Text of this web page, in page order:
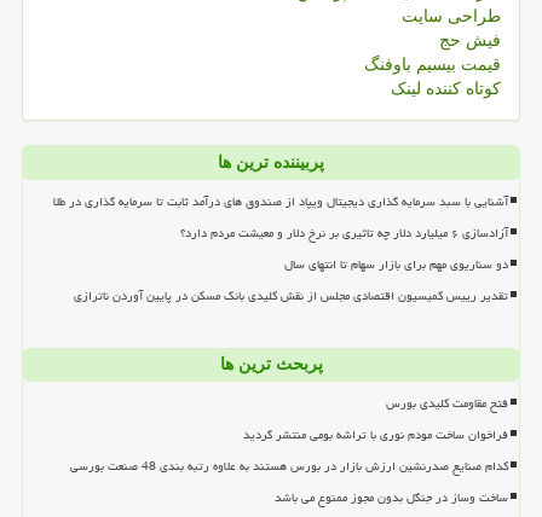
طراحی سایت
فیش حج
قیمت بیسیم باوفنگ
کوتاه کننده لینک
پربیننده ترین ها
آشنایی با سبد سرمایه گذاری دیجیتال ویپاد از صندوق های درآمد ثابت تا سرمایه گذاری در طلا
آزادسازی ۶ میلیارد دلار چه تاثیری بر نرخ دلار و معیشت مردم دارد؟
دو سناریوی مهم برای بازار سهام تا انتهای سال
تقدیر رییس کمیسیون اقتصادی مجلس از نقش کلیدی بانک مسکن در پایین آوردن ناترازی
پربحث ترین ها
فتح مقاومت کلیدی بورس
فراخوان ساخت مودم نوری با تراشه بومی منتشر گردید
کدام صنایع صدرنشین ارزش بازار در بورس هستند به علاوه رتبه بندی 48 صنعت بورسی
ساخت وساز در جنگل بدون مجوز ممنوع می باشد